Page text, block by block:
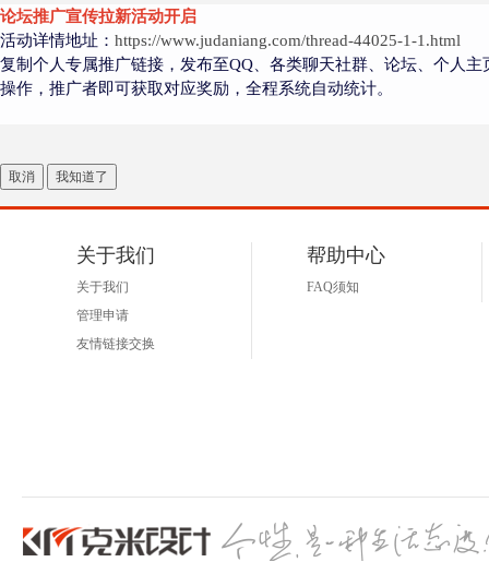
论坛推广宣传拉新活动开启
活动详情地址： https://www.judaniang.com/thread-44025-1-1.html
复制个人专属推广链接，发布至QQ、各类聊天社群、论坛、个人
操作，推广者即可获取对应奖励，全程系统自动统计。
取消 我知道了
关于我们
关于我们
管理申请
友情链接交换
帮助中心
FAQ须知